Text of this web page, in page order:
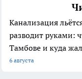
Канализация
разводит руками:
Тамбове и куда
6 августа